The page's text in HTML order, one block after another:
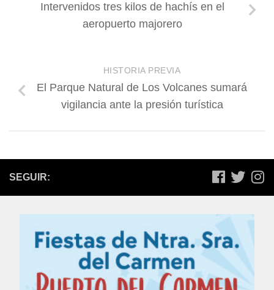
Intervenidos tres kilos de hachís en el
aeropuerto majorero
HISTORIA PREVIA
El Parque Natural de Los Volcanes sumará
vigilancia ante la presión turística
SEGUIR: